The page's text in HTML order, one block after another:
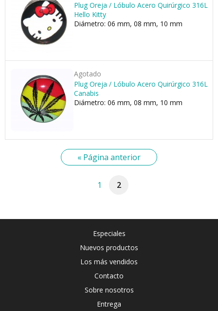
Plug Oreja / Lóbulo Acero Quirúrgico 316L
Hello Kitty
Diámetro: 06 mm, 08 mm, 10 mm
Agotado
Plug Oreja / Lóbulo Acero Quirúrgico 316L
Canabis
Diámetro: 06 mm, 08 mm, 10 mm
« Página anterior
1 2
Especiales
Nuevos productos
Los más vendidos
Contacto
Sobre nosotros
Entrega